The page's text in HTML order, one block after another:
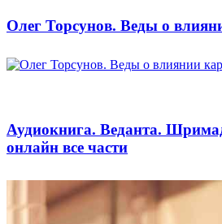
Олег Торсунов. Веды о
Аудиокнига. Веданта.
онлайн все части